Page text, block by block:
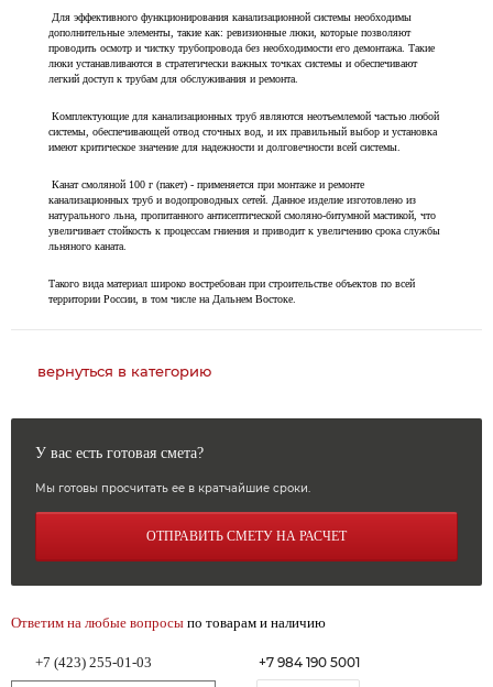
Для эффективного функционирования канализационной системы необходимы
дополнительные элементы, такие как: ревизионные люки, которые позволяют
проводить осмотр и чистку трубопровода без необходимости его демонтажа. Такие
люки устанавливаются в стратегически важных точках системы и обеспечивают
легкий доступ к трубам для обслуживания и ремонта.
Комплектующие для канализационных труб являются неотъемлемой частью любой
системы, обеспечивающей отвод сточных вод, и их правильный выбор и установка
имеют критическое значение для надежности и долговечности всей системы.
Канат смоляной 100 г (пакет) - применяется при монтаже и ремонте
канализационных труб и водопроводных сетей. Данное изделие изготовлено из
натурального льна, пропитанного антисептической смоляно-битумной мастикой, что
увеличивает стойкость к процессам гниения и приводит к увеличению срока службы
льняного каната.
Такого вида материал широко востребован при строительстве объектов по всей
территории России, в том числе на Дальнем Востоке.
вернуться в категорию
У вас есть готовая смета?
Мы готовы просчитать ее в кратчайшие сроки.
ОТПРАВИТЬ СМЕТУ НА РАСЧЕТ
Ответим на любые вопросы по товарам и наличию
+7 (423) 255-01-03 +7 984 190 5001